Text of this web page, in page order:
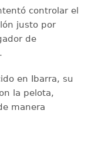
controlar el
justo por
de
en Ibarra, su
la pelota,
manera